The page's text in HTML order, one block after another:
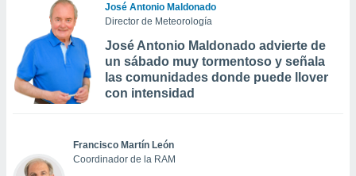
José Antonio Maldonado
Director de Meteorología
José Antonio Maldonado advierte de
un sábado muy tormentoso y señala
las comunidades donde puede llover
con intensidad
Francisco Martín León
Coordinador de la RAM